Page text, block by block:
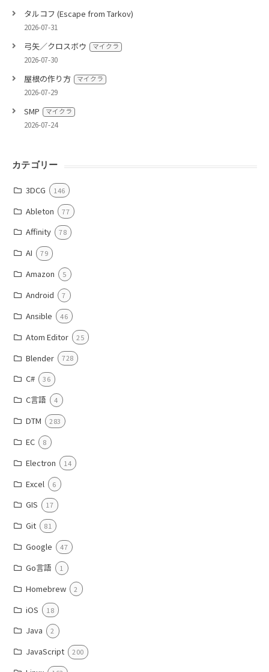
タルコフ (Escape from Tarkov)
2026-07-31
弓矢／クロスボウ マイクラ
2026-07-30
屋根の作り方 マイクラ
2026-07-29
SMP マイクラ
2026-07-24
カテゴリー
3DCG 146
Ableton 77
Affinity 78
AI 79
Amazon 5
Android 7
Ansible 46
Atom Editor 25
Blender 728
C# 36
C言語 4
DTM 283
EC 8
Electron 14
Excel 6
GIS 17
Git 81
Google 47
Go言語 1
Homebrew 2
iOS 18
Java 2
JavaScript 200